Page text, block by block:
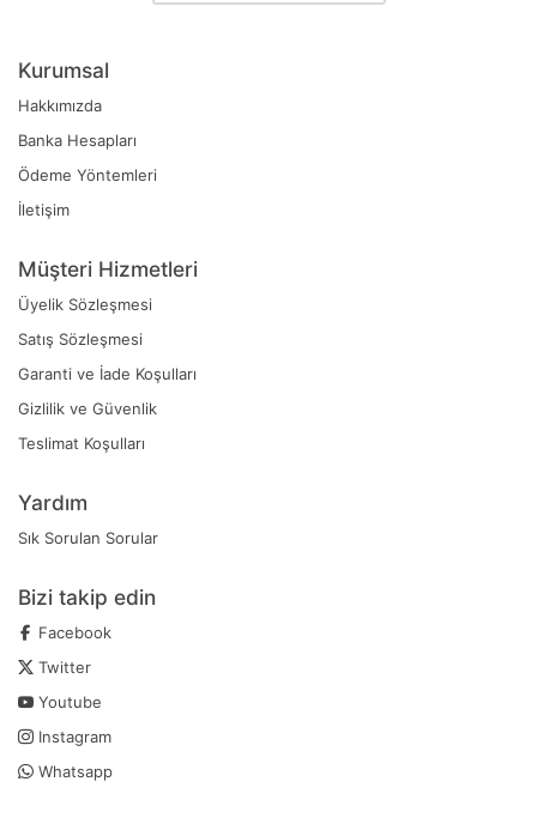
Kurumsal
Hakkımızda
Banka Hesapları
Ödeme Yöntemleri
İletişim
Müşteri Hizmetleri
Üyelik Sözleşmesi
Satış Sözleşmesi
Garanti ve İade Koşulları
Gizlilik ve Güvenlik
Teslimat Koşulları
Yardım
Sık Sorulan Sorular
Bizi takip edin
Facebook
Twitter
Youtube
Instagram
Whatsapp